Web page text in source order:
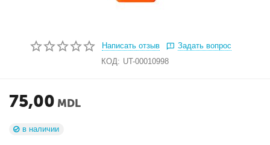
Написать отзыв
Задать вопрос
КОД: UT-00010998
75,00 MDL
в наличии